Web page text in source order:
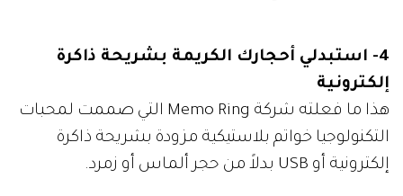
4- استبدلي أحجارك الكريمة بشريحة ذاكرة
إلكترونية
هذا ما فعلته شركة Memo Ring التي صممت لمحبات
التكنولوجيا خواتم بلاستيكية مزودة بشريحة ذاكرة
إلكترونية أو USB بدلاً من حجر ألماس أو زمرد.